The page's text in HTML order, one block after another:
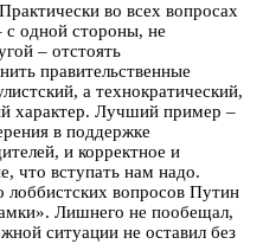
во всех вопросах
одной стороны, не
– отстоять
правительственные
а технократический,
характер. Лучший пример –
в поддержке
и корректное и
что вступать нам надо.
лоббистских вопросов Путин
Лишнего не пообещал,
ситуации не оставил без